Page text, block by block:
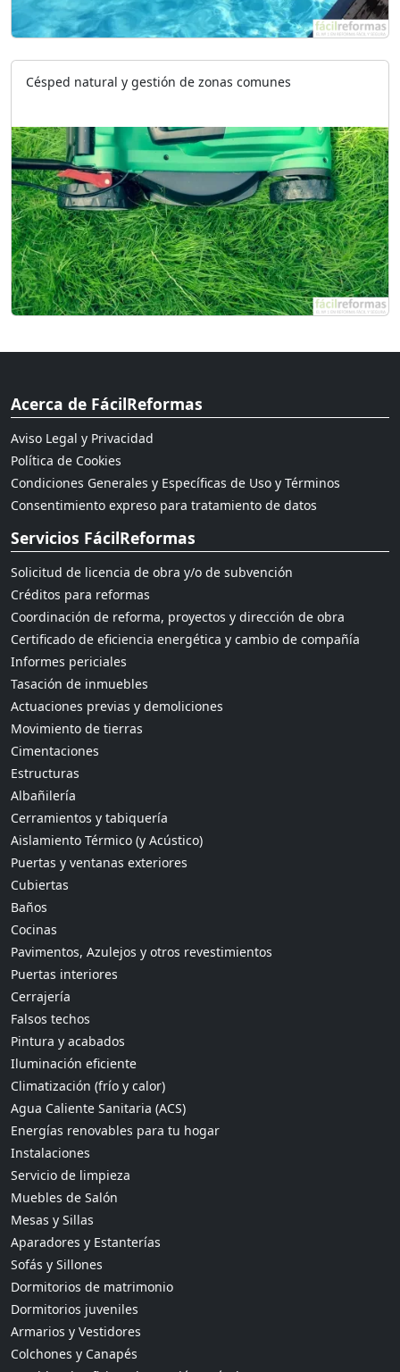
Césped natural y gestión de zonas comunes
Acerca de FácilReformas
Aviso Legal y Privacidad
Política de Cookies
Condiciones Generales y Específicas de Uso y Términos
Consentimiento expreso para tratamiento de datos
Servicios FácilReformas
Solicitud de licencia de obra y/o de subvención
Créditos para reformas
Coordinación de reforma, proyectos y dirección de obra
Certificado de eficiencia energética y cambio de compañía
Informes periciales
Tasación de inmuebles
Actuaciones previas y demoliciones
Movimiento de tierras
Cimentaciones
Estructuras
Albañilería
Cerramientos y tabiquería
Aislamiento Térmico (y Acústico)
Puertas y ventanas exteriores
Cubiertas
Baños
Cocinas
Pavimentos, Azulejos y otros revestimientos
Puertas interiores
Cerrajería
Falsos techos
Pintura y acabados
Iluminación eficiente
Climatización (frío y calor)
Agua Caliente Sanitaria (ACS)
Energías renovables para tu hogar
Instalaciones
Servicio de limpieza
Muebles de Salón
Mesas y Sillas
Aparadores y Estanterías
Sofás y Sillones
Dormitorios de matrimonio
Dormitorios juveniles
Armarios y Vestidores
Colchones y Canapés